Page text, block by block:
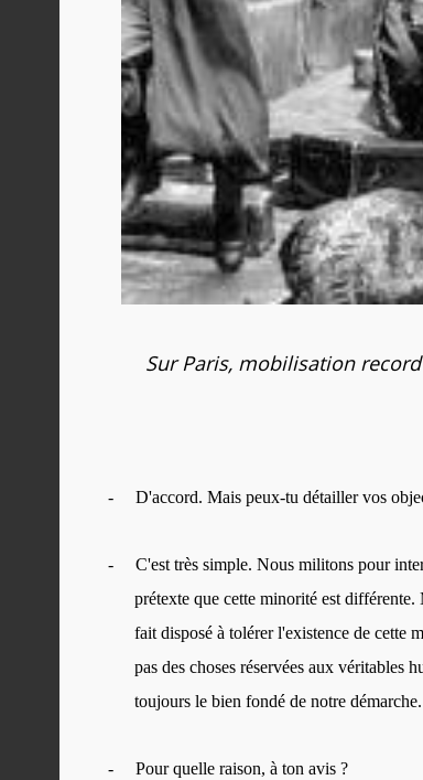
Sur Paris, mobilisation
- D'accord. Mais peux-tu détailler vos
-
C'est très simple. Nous militons pour
prétexte que cette minorité est différente.
fait disposé à tolérer l'existence de cette
pas des choses réservées aux véritables
toujours le bien fondé de notre démarche.
- Pour quelle raison, à ton avis ?